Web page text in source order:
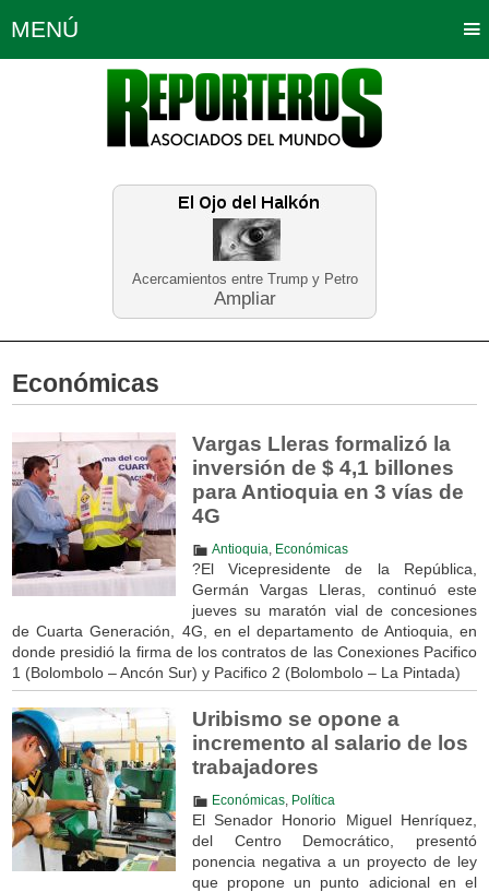
Acercamientos entre Trump y Petro
Ampliar
MENÚ
Política Opinión Bogotá
Planeta Tierra Deportes
Educación Neira
Económicas
Vargas Lleras formalizó la
inversión de $ 4,1 billones
para Antioquia en 3 vías de
4G
Antioquia Económicas
?El Vicepresidente de la República,
Germán Vargas Lleras, continuó este
jueves su maratón vial de concesiones
de Cuarta Generación, 4G, en el departamento de Antioquia, en
donde presidió la firma de los contratos de las Conexiones Pacifico
1 (Bolombolo – Ancón Sur) y Pacifico 2 (Bolombolo – La Pintada)
Uribismo se opone a
incremento al salario de los
trabajadores
Económicas, Política
El Senador Honorio Miguel Henríquez,
del Centro Democrático, presentó
ponencia negativa a un proyecto de ley
que propone un punto adicional en el